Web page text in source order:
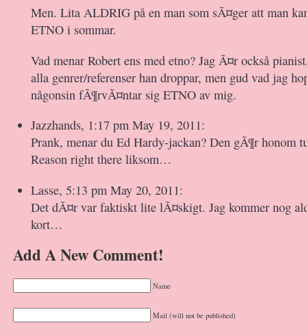
Men. Lita ALDRIG på en man som sÃ¤ger att man
ETNO i sommar.
Vad menar Robert ens med etno? Jag Ã¤r också
alla genrer/referenser han droppar, men gud vad jag
någonsin fÃ¶rvÃ¤ntar sig ETNO av mig.
Jazzhands, 1:17 pm May 19, 2011:
Prank, menar du Ed Hardy-jackan? Den gÃ¶r honom
Reason right there liksom…
Lasse, 5:13 pm May 20, 2011:
Det dÃ¤r var faktiskt lite lÃ¤skigt. Jag kommer nog
kort…
Add A New Comment!
Name
Mail (will not be published)